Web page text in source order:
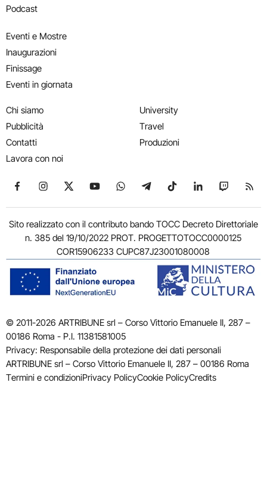
Podcast
Eventi e Mostre
Inaugurazioni
Finissage
Eventi in giornata
Chi siamo
Pubblicità
Contatti
Lavora con noi
University
Travel
Produzioni
Seguici su Facebook
Seguici su Instagram
Seguici su X
Seguici su YouTube
Seguici su WhatsApp
Seguici su Telegram
Seguici su TikTok
Seguici su
Seguici
Sito realizzato con il contributo bando TOCC Decreto Direttoriale
n. 385 del 19/10/2022 PROT. PROGETTOTOCC0000125
COR15906233 CUPC87J23001080008
© 2011-2026 ARTRIBUNE srl – Corso Vittorio Emanuele II, 287 –
00186 Roma - P.I. 11381581005
Privacy: Responsabile della protezione dei dati personali
ARTRIBUNE srl – Corso Vittorio Emanuele II, 287 – 00186 Roma
Termini e condizioniPrivacy PolicyCookie PolicyCredits